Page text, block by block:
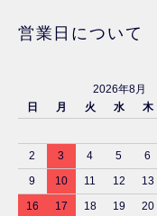
営業日について
2026年8月
日
月 火 水 木
2
3 4 5 6
9
10 11 12 13
16
17 18 19 20